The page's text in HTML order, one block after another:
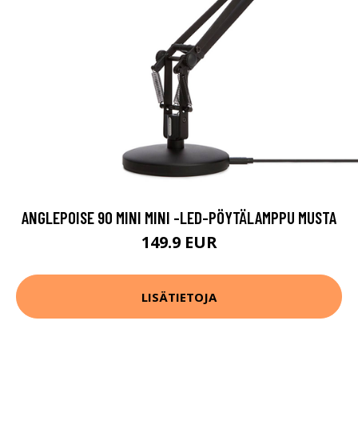
ANGLEPOISE 90 MINI MINI -LED-PÖYTÄLAMPPU MUSTA
149.9 EUR
LISÄTIETOJA